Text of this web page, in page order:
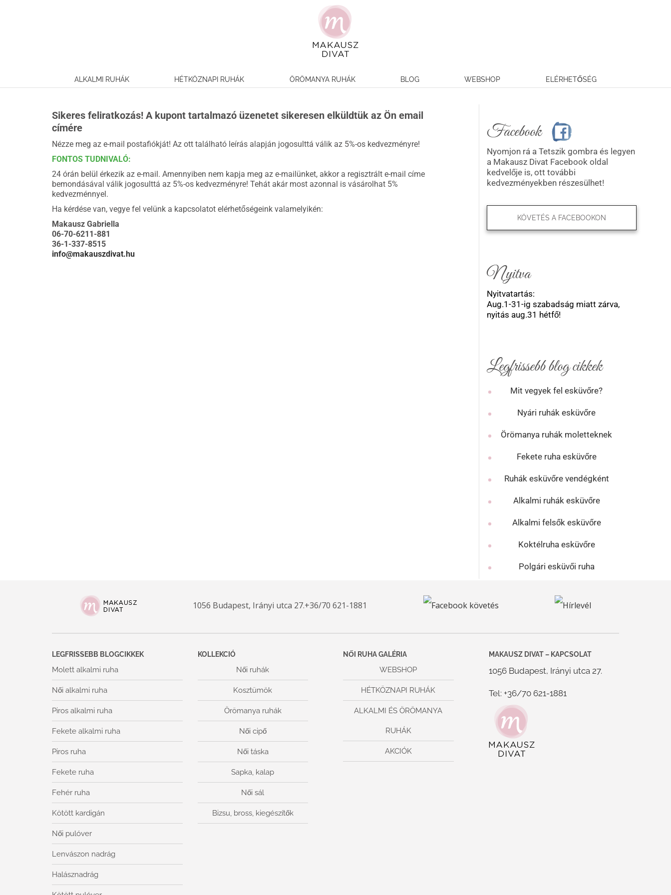
ALKALMI RUHÁK HÉTKÖZNAPI RUHÁK ÖRÖMANYA RUHÁK BLOG WEBSHOP ELÉRHETŐSÉG
Sikeres feliratkozás! A kupont tartalmazó üzenetet sikeresen elküldtük az Ön email
címére
Nézze meg az e-mail postafiókját! Az ott található leírás alapján jogosulttá válik az 5%-os kedvezményre!
FONTOS TUDNIVALÓ:
24 órán belül érkezik az e-mail. Amennyiben nem kapja meg az e-mailünket, akkor a regisztrált e-mail címe
bemondásával válik jogosulttá az 5%-os kedvezményre! Tehát akár most azonnal is vásárolhat 5%
kedvezménnyel.
Ha kérdése van, vegye fel velünk a kapcsolatot elérhetőségeink valamelyikén:
Makausz Gabriella
06-70-6211-881
36-1-337-8515
info@makauszdivat.hu
Facebook
Nyomjon rá a Tetszik gombra és legyen
a Makausz Divat Facebook oldal
kedvelője is, ott további
kedvezményekben részesülhet!
KÖVETÉS A FACEBOOKON
Nyitva
Nyitvatartás:
Aug.1-31-ig szabadság miatt zárva,
nyitás aug.31 hétfő!
Legfrissebb blog cikkek
Mit vegyek fel esküvőre?
Nyári ruhák esküvőre
Örömanya ruhák moletteknek
Fekete ruha esküvőre
Ruhák esküvőre vendégként
Alkalmi ruhák esküvőre
Alkalmi felsők esküvőre
Koktélruha esküvőre
Polgári esküvői ruha
1056 Budapest, Irányi utca 27.+36/70 621-1881
LEGFRISSEBB BLOGCIKKEK
Molett alkalmi ruha
Női alkalmi ruha
Piros alkalmi ruha
Fekete alkalmi ruha
Piros ruha
Fekete ruha
Fehér ruha
Kötött kardigán
Női pulóver
Lenvászon nadrág
Halásznadrág
KOLLEKCIÓ
Női ruhák
Kosztümök
Örömanya ruhák
Női cipő
Női táska
Sapka, kalap
Női sál
Bizsu, bross, kiegészítők
NŐI RUHA GALÉRIA
WEBSHOP
HÉTKÖZNAPI RUHÁK
ALKALMI ÉS ÖRÖMANYA
RUHÁK
AKCIÓK
MAKAUSZ DIVAT – KAPCSOLAT
1056 Budapest, Irányi utca 27.
Tel: +36/70 621-1881